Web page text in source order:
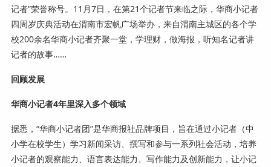
记者”荣誉称号。11月7日，在第21个记者节来临之际，华商小记者
四周岁庆典活动在渭南市宏帆广场举办，来自渭南主城区的各个学
校200余名华商小记者齐聚一堂，学理财，做海报，听知名记者讲
记者的故事……
回顾发展
华商小记者4年里深入多个领域
据悉，“华商小记者团”是华商报社品牌项目，旨在通过小记者（中
小学在校学生）学习新闻采访、撰写和参与一系列社会活动，培养
小记者的观察能力、语言表达能力、写作能力及创新能力，让小记